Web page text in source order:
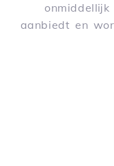
aanbiedt en